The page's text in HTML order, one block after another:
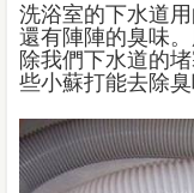
洗浴室的下水道
還有陣陣的臭味
除我們下水道的
些小蘇打能去除臭